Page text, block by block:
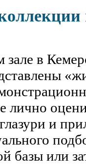
в
лично
и
базы или